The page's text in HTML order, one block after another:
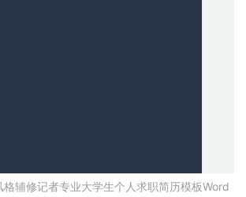
辅修记者专业大学生个人求职简历模板Word